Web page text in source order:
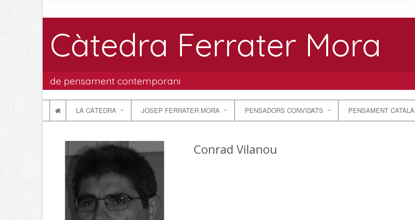
Càtedra Ferrater Mora
de pensament contemporani
LA CÀTEDRA JOSEP FERRATER MORA PENSADORS CONVIDATS PENSAMENT CATALÀ
Conrad Vilanou